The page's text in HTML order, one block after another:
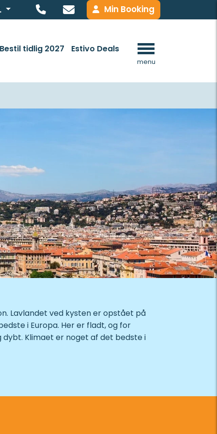
Min Booking
Bestil tidlig 2027 Estivo Deals
menu
Lavlandet ved kysten er opstået på
i Europa. Her er fladt, og for
Klimaet er noget af det bedste i
på menuen. Men regionen har